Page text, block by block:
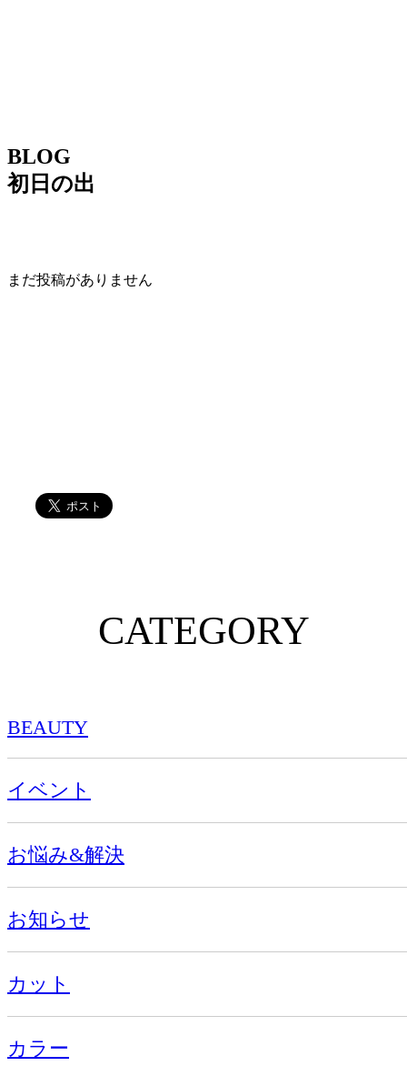
BLOG
初日の出
まだ投稿がありません
CATEGORY
BEAUTY
イベント
お悩み&解決
お知らせ
カット
カラー